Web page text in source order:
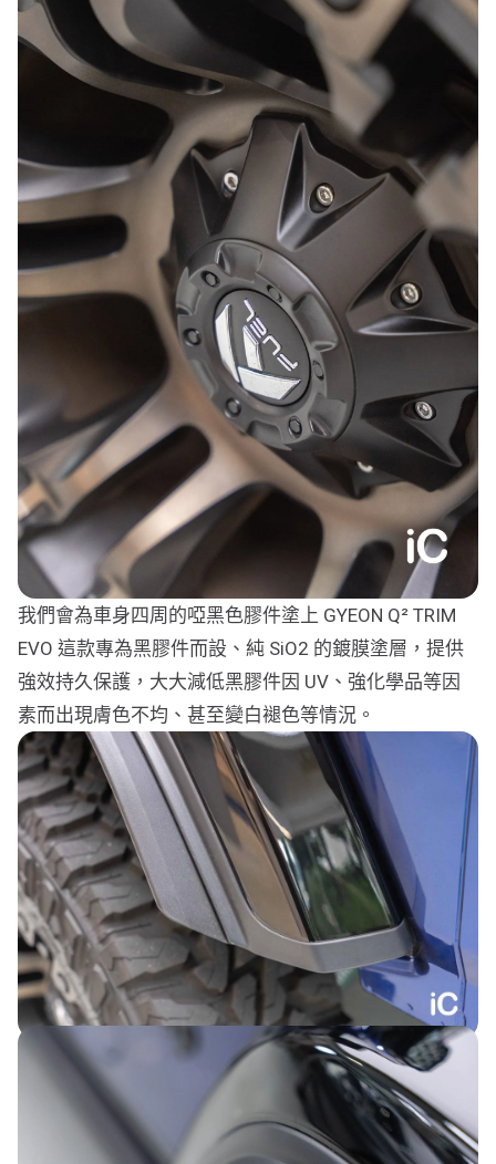
我們會為車身四周的啞黑色膠件塗上 GYEON Q² TRIM
EVO 這款專為黑膠件而設、純 SiO2 的鍍膜塗層，提供
強效持久保護，大大減低黑膠件因 UV、強化學品等因
素而出現膚色不均、甚至變白褪色等情況。